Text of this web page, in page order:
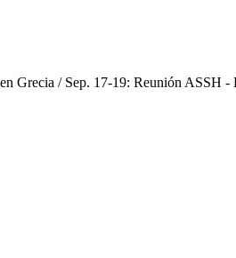
Grecia / Sep. 17-19: Reunión ASSH